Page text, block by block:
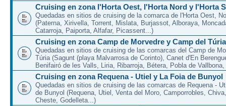
Cruising en zona l'Horta Oest, l'Horta Nord y l'Horta
Quedadas en sitios de cruising de la comarca de l'Horta Oest,
(Paterna, Xirivella, Torrent, Mislata, Burjassot, Alboraya,
Catarroja, Paiporta, Alfafar, Picassent...)
Cruising en zona Camp de Morvedre y Camp del Túria
Quedadas en sitios de cruising de las comarcas del Camp de
Túria (Sagunt (playa Malvarrosa de Corinto), Canet d'En
Benifairó de les Valls, Liria, Ribarroja, Bétera, Pobla de
Cruising en zona Requena - Utiel y La Foia de Bunyol
Quedadas en sitios de cruising de las comarcas de Requena -
de Bunyol (Requena, Utiel, Venta del Moro, Camporrobles,
Cheste, Godelleta...)